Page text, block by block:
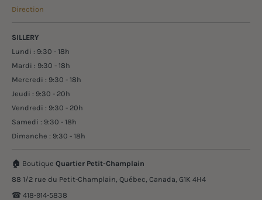
Direction
SILLERY
Lundi : 9:30 - 18h
Mardi : 9:30 - 18h
Mercredi : 9:30 - 18h
Jeudi : 9:30 - 20h
Vendredi : 9:30 - 20h
Samedi : 9:30 - 18h
Dimanche : 9:30 - 18h
🏠 Boutique Quartier Petit-Champlain
88 1/2 rue du Petit-Champlain, Québec, Canada, G1K 4H4
☎︎ 418-914-5838